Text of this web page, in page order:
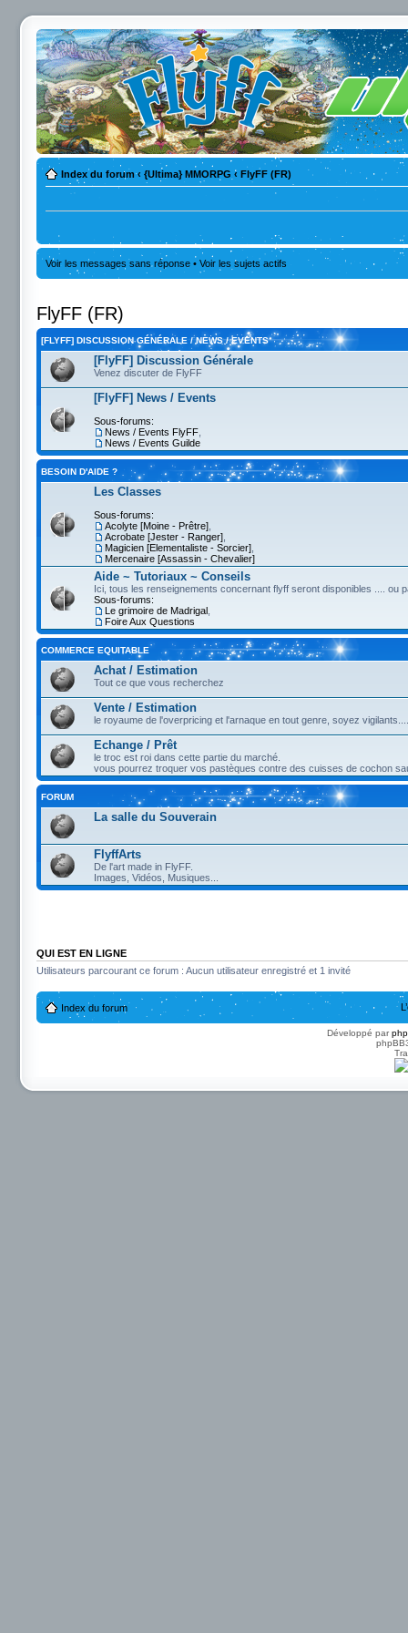
Index du forum ‹ {Ultima} MMORPG ‹ FlyFF (FR)
Voir les messages sans réponse • Voir les sujets actifs
FlyFF (FR)
[FLYFF] DISCUSSION GÉNÉRALE / NEWS / EVENTS
[FlyFF] Discussion Générale
Venez discuter de FlyFF
[FlyFF] News / Events
Sous-forums:
News / Events FlyFF
News / Events Guilde
BESOIN D'AIDE ?
Les Classes
Sous-forums:
Acolyte [Moine - Prêtre]
Acrobate [Jester - Ranger]
Magicien [Elementaliste - Sorcier]
Mercenaire [Assassin - Chevalier]
Aide ~ Tutoriaux ~ Conseils
Ici, tous les renseignements concernant flyff seront disponibles .... ou
Sous-forums:
Le grimoire de Madrigal
Foire Aux Questions
COMMERCE EQUITABLE
Achat / Estimation
Tout ce que vous recherchez
Vente / Estimation
le royaume de l'overpricing et l'arnaque en tout genre, soyez vigilants....
Echange / Prêt
le troc est roi dans cette partie du marché.
vous pourrez troquer vos pastèques contre des cuisses de cochon
FORUM
La salle du Souverain
FlyffArts
De l'art made in FlyFF.
Images, Vidéos, Musiques...
QUI EST EN LIGNE
Utilisateurs parcourant ce forum : Aucun utilisateur enregistré et 1 invité
Index du forum
Développé par